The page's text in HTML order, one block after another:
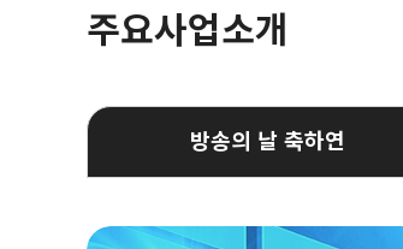
주요사업소개
방송의 날 축하연